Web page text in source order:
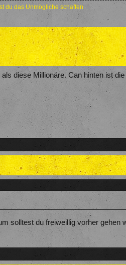
du das Unmögliche schaffen
diese Millionäre. Can hinten ist
solltest du freiweillig vorher gehen